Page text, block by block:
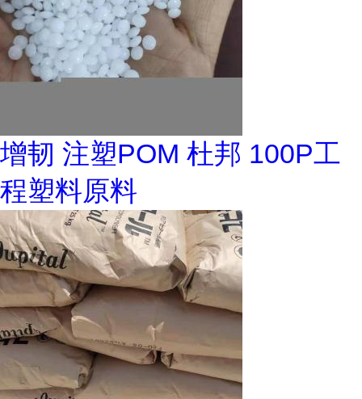
增韧 注塑POM 杜邦 100P工
程塑料原料